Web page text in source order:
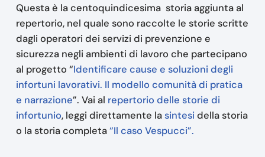
Questa è la centoquindicesima storia aggiunta al
repertorio, nel quale sono raccolte le storie scritte
dagli operatori dei servizi di prevenzione e
sicurezza negli ambienti di lavoro che partecipano
al progetto “Identificare cause e soluzioni degli
infortuni lavorativi. Il modello comunità di pratica
e narrazione”. Vai al repertorio delle storie di
infortunio, leggi direttamente lasintesi della storia
o la storia completa“Il caso Vespucci”.